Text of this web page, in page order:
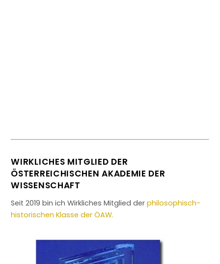
WIRKLICHES MITGLIED DER
ÖSTERREICHISCHEN AKADEMIE DER
WISSENSCHAFT
Seit 2019 bin ich Wirkliches Mitglied derphilosophisch-
historischen Klasse der ÖAW.